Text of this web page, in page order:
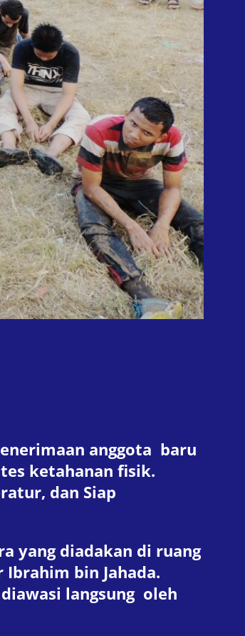
anggota baru
ketahanan fisik.
dan Siap
yang diadakan di ruang
Ibrahim bin Jahada.
langsung oleh